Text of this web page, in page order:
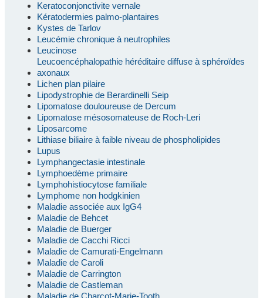
Keratoconjonctivite vernale
Kératodermies palmo-plantaires
Kystes de Tarlov
Leucémie chronique à neutrophiles
Leucinose
Leucoencéphalopathie héréditaire diffuse à sphéroïdes
axonaux
Lichen plan pilaire
Lipodystrophie de Berardinelli Seip
Lipomatose douloureuse de Dercum
Lipomatose mésosomateuse de Roch-Leri
Liposarcome
Lithiase biliaire à faible niveau de phospholipides
Lupus
Lymphangectasie intestinale
Lymphoedème primaire
Lymphohistiocytose familiale
Lymphome non hodgkinien
Maladie associée aux IgG4
Maladie de Behcet
Maladie de Buerger
Maladie de Cacchi Ricci
Maladie de Camurati-Engelmann
Maladie de Caroli
Maladie de Carrington
Maladie de Castleman
Maladie de Charcot-Marie-Tooth